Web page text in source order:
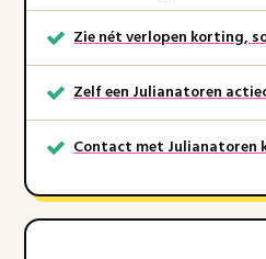
Zie nét verlopen korting,
Zelf een Julianatoren
Contact met Julianatoren